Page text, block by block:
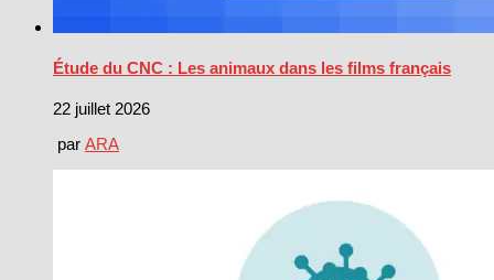
Étude du CNC : Les animaux dans les films français
22 juillet 2026
par ARA